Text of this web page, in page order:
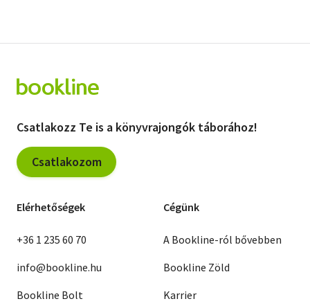
Csatlakozz Te is a könyvrajongók táborához!
Csatlakozom
Elérhetőségek
+36 1 235 60 70
info@bookline.hu
Bookline Bolt
Cégünk
A Bookline-ról bővebben
Bookline Zöld
Karrier